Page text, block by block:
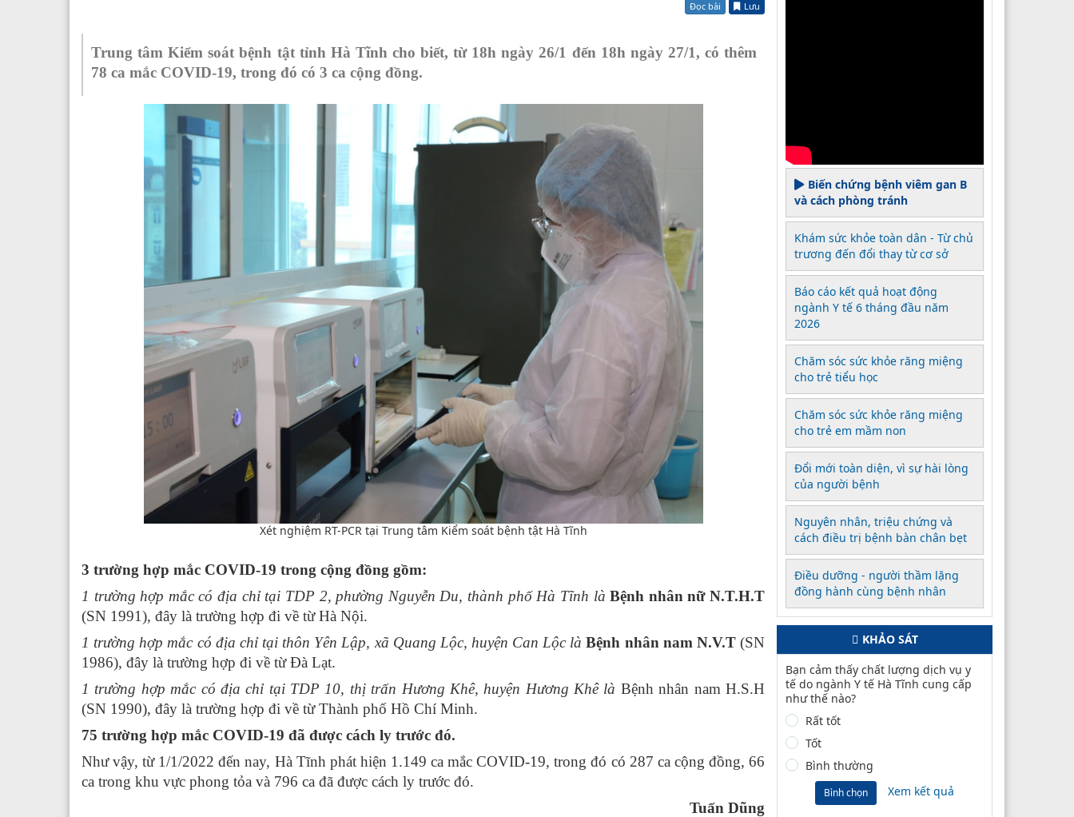
Đọc bài Lưu
Trung tâm Kiểm soát bệnh tật tỉnh Hà Tĩnh cho biết, từ 18h ngày 26/1 đến 18h ngày 27/1, có thêm
78 ca mắc COVID-19, trong đó có 3 ca cộng đồng.
Xét nghiệm RT-PCR tại Trung tâm Kiểm soát bệnh tật Hà Tĩnh
3 trường hợp mắc COVID-19 trong cộng đồng gồm:
1 trường hợp mắc có địa chỉ tại TDP 2, phường Nguyễn Du, thành phố Hà Tĩnh làBệnh nhân nữ N.T.H.T
(SN 1991), đây là trường hợp đi về từ Hà Nội.
1 trường hợp mắc có địa chỉ tại thôn Yên Lập, xã Quang Lộc, huyện Can Lộc là Bệnh nhân nam N.V.T(SN
1986), đây là trường hợp đi về từ Đà Lạt.
1 trường hợp mắc có địa chỉ tại TDP 10, thị trấn Hương Khê, huyện Hương Khê là Bệnh nhân nam H.S.H
(SN 1990), đây là trường hợp đi về từ Thành phố Hồ Chí Minh.
75 trường hợp mắc COVID-19 đã được cách ly trước đó.
Như vậy, từ 1/1/2022 đến nay, Hà Tĩnh phát hiện 1.149 ca mắc COVID-19, trong đó có 287 ca cộng đồng, 66
ca trong khu vực phong tỏa và 796 ca đã được cách ly trước đó.
Tuấn Dũng
Biến chứng bệnh viêm gan B
và cách phòng tránh
Khám sức khỏe toàn dân - Từ chủ
trương đến đổi thay từ cơ sở
Báo cáo kết quả hoạt động
ngành Y tế 6 tháng đầu năm
2026
Chăm sóc sức khỏe răng miệng
cho trẻ tiểu học
Chăm sóc sức khỏe răng miệng
cho trẻ em mầm non
Đổi mới toàn diện, vì sự hài lòng
của người bệnh
Nguyên nhân, triệu chứng và
cách điều trị bệnh bàn chân bẹt
Điều dưỡng - người thầm lặng
đồng hành cùng bệnh nhân
KHẢO SÁT
Bạn cảm thấy chất lượng dịch vụ y
tế do ngành Y tế Hà Tĩnh cung cấp
như thế nào?
Rất tốt
Tốt
Bình thường
Bình chọn Xem kết quả